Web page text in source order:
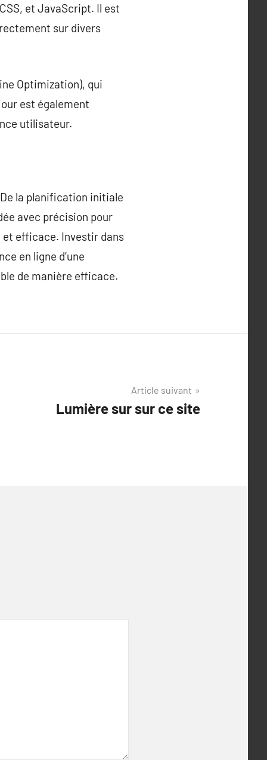
et JavaScript. Il est
sur divers
Optimization), qui
est également
utilisateur.
la planification initiale
avec précision pour
efficace. Investir dans
en ligne d’une
de manière efficace.
Article suivant
Lumière sur sur ce site